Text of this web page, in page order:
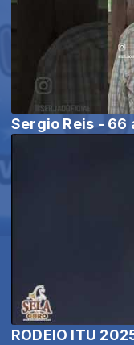
Sergio Reis -
RODEIO ITU